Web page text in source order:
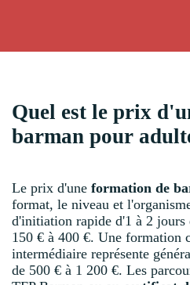
Quel est le prix
barman pour
Le prix d'une formation de
format, le niveau et
d'initiation rapide d'1 à 2 jours
150 € à 400 €. Une formation
intermédiaire représente
de 500 € à 1 200 €. Les